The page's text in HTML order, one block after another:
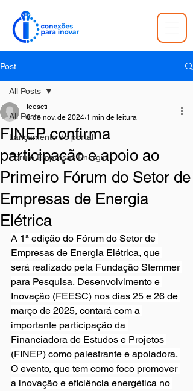
Post
All Posts
Lançamento do portal
Fórum Empresas Energia
All Posts
FINEP confirma
participação e apoio ao
Primeiro Fórum do Setor de
Empresas de Energia
Elétrica
feescti
8 de nov. de 2024 1 min de leitura
A 1ª edição do Fórum do Setor de
Empresas de Energia Elétrica, que
será realizado pela Fundação Stemmer
para Pesquisa, Desenvolvimento e
Inovação (FEESC) nos dias 25 e 26 de
março de 2025, contará com a
importante participação da
Financiadora de Estudos e Projetos
(FINEP) como palestrante e apoiadora.
O evento, que tem como foco promover
a inovação e eficiência energética no